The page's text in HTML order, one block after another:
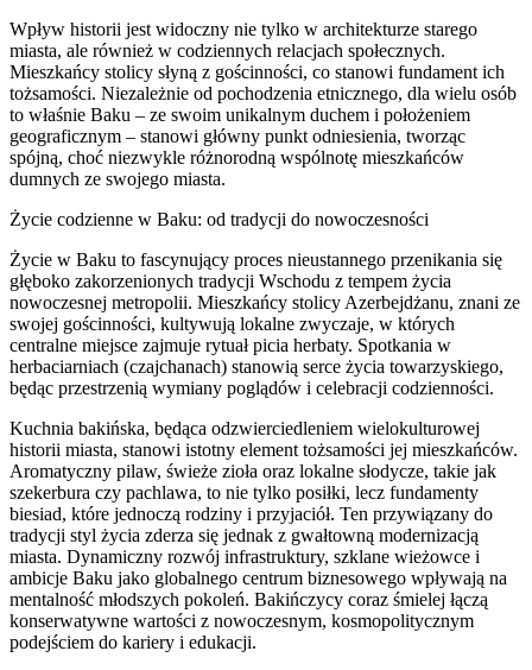
Wpływ historii jest widoczny nie tylko w architekturze starego
miasta, ale również w codziennych relacjach społecznych.
Mieszkańcy stolicy słyną z gościnności, co stanowi fundament ich
tożsamości. Niezależnie od pochodzenia etnicznego, dla wielu osób
to właśnie Baku – ze swoim unikalnym duchem i położeniem
geograficznym – stanowi główny punkt odniesienia, tworząc
spójną, choć niezwykle różnorodną wspólnotę mieszkańców
dumnych ze swojego miasta.
Życie codzienne w Baku: od tradycji do nowoczesności
Życie w Baku to fascynujący proces nieustannego przenikania się
głęboko zakorzenionych tradycji Wschodu z tempem życia
nowoczesnej metropolii. Mieszkańcy stolicy Azerbejdżanu, znani ze
swojej gościnności, kultywują lokalne zwyczaje, w których
centralne miejsce zajmuje rytuał picia herbaty. Spotkania w
herbaciarniach (czajchanach) stanowią serce życia towarzyskiego,
będąc przestrzenią wymiany poglądów i celebracji codzienności.
Kuchnia bakińska, będąca odzwierciedleniem wielokulturowej
historii miasta, stanowi istotny element tożsamości jej mieszkańców.
Aromatyczny pilaw, świeże zioła oraz lokalne słodycze, takie jak
szekerbura czy pachlawa, to nie tylko posiłki, lecz fundamenty
biesiad, które jednoczą rodziny i przyjaciół. Ten przywiązany do
tradycji styl życia zderza się jednak z gwałtowną modernizacją
miasta. Dynamiczny rozwój infrastruktury, szklane wieżowce i
ambicje Baku jako globalnego centrum biznesowego wpływają na
mentalność młodszych pokoleń. Bakińczycy coraz śmielej łączą
konserwatywne wartości z nowoczesnym, kosmopolitycznym
podejściem do kariery i edukacji.